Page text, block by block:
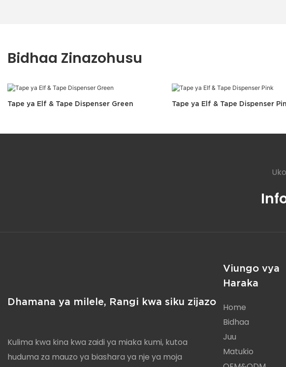
Bidhaa Zinazohusu
Tape ya Elf & Tape Dispenser Green Tape ya Elf & Tape Dispenser
Kulima kwa kina kwa zaidi ya miaka kumi, kutoa
huduma za mauzo ya biashara ya nje ya moja
Viungo vya
Haraka
Home
Bidhaa
Juu
Matukio